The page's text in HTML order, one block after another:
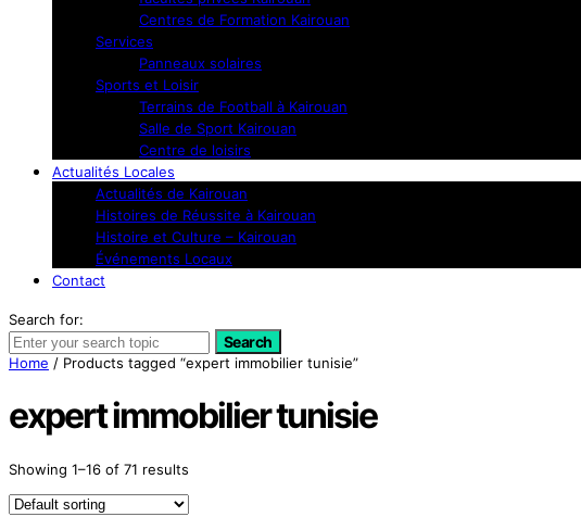
Centres de Formation Kairouan
Services
Panneaux solaires
Sports et Loisir
Terrains de Football à Kairouan
Salle de Sport Kairouan
Centre de loisirs
Actualités Locales
Actualités de Kairouan
Histoires de Réussite à Kairouan
Histoire et Culture – Kairouan
Événements Locaux
Contact
Search for:
Search
Home / Products tagged “expert immobilier tunisie”
expert immobilier tunisie
Showing 1–16 of 71 results